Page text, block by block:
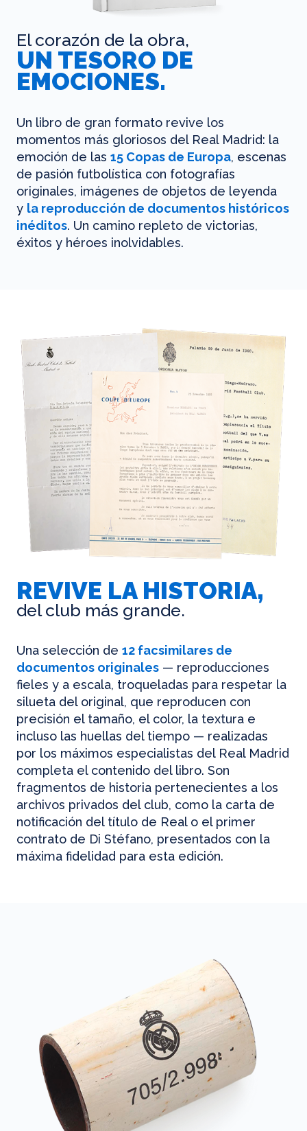
El corazón de la obra,
UN TESORO DE
EMOCIONES.
Un libro de gran formato revive los
momentos más gloriosos del Real Madrid: la
emoción de las 15 Copas de Europa, escenas
de pasión futbolística con fotografías
originales, imágenes de objetos de leyenda
y la reproducción de documentos históricos
inéditos. Un camino repleto de victorias,
éxitos y héroes inolvidables.
REVIVE LA HISTORIA,
del club más grande.
Una selección de 12 facsimilares de
documentos originales — reproducciones
fieles y a escala, troqueladas para respetar la
silueta del original, que reproducen con
precisión el tamaño, el color, la textura e
incluso las huellas del tiempo — realizadas
por los máximos especialistas del Real Madrid
completa el contenido del libro. Son
fragmentos de historia pertenecientes a los
archivos privados del club, como la carta de
notificación del título de Real o el primer
contrato de Di Stéfano, presentados con la
máxima fidelidad para esta edición.